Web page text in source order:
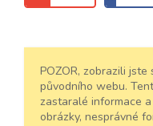
POZOR, zobrazili
původního webu.
zastaralé informace
obrázky, nesprávné